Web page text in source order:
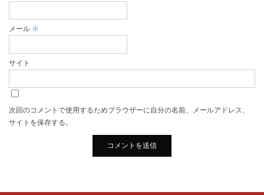
メール ※
サイト
次回のコメントで使用するためブラウザーに自分の名前、メールアドレス、
サイトを保存する。